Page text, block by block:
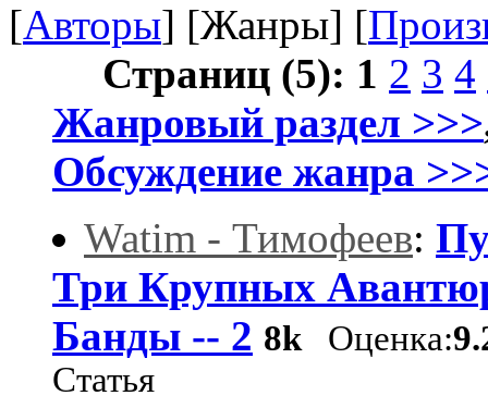
[Авторы] [Жанры] [
Страниц (5): 1 2 3 4
Жанровый раздел >>>
Обсуждение жанра
Watim - Тимофеев:
Три Крупных
Банды -- 2 8k Оценка:
Статья